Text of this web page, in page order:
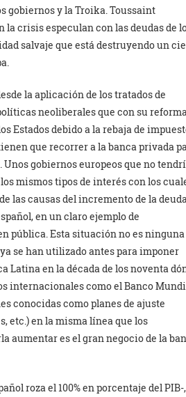
gobiernos y la Troika. Toussaint
crisis especulan con las deudas de
salvaje que está destruyendo un
la aplicación de los tratados de
neoliberales que con su
Estados debido a la rebaja de
que recorrer a la banca privada
Unos gobiernos europeos que no
mismos tipos de interés con los
las causas del incremento de la
en un claro ejemplo de
pública. Esta situación no es ninguna
se han utilizado antes para imponer
Latina en la década de los noventa
internacionales como el Banco
conocidas como planes de ajuste
etc.) en la misma línea que los
aumentar es el gran negocio de la
roza el 100% en porcentaje del PIB-